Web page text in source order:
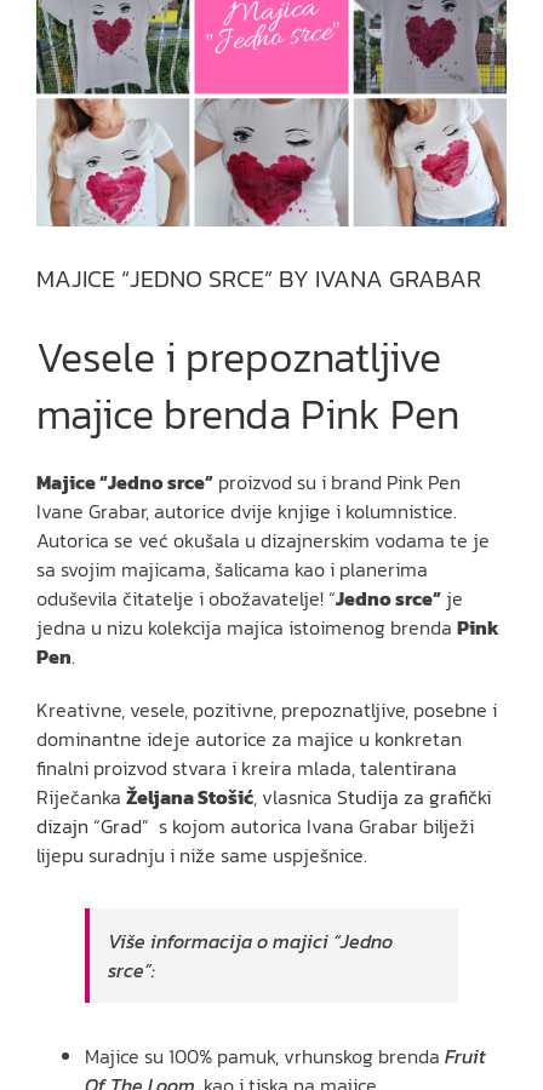
MAJICE “JEDNO SRCE” BY IVANA GRABAR
Vesele i prepoznatljive
majice brenda Pink Pen
Majice “Jedno srce” proizvod su i brand Pink Pen
Ivane Grabar, autorice dvije knjige i kolumnistice.
Autorica se već okušala u dizajnerskim vodama te je
sa svojim majicama, šalicama kao i planerima
oduševila čitatelje i obožavatelje! “Jedno srce” je
jedna u nizu kolekcija majica istoimenog brenda Pink
Pen.
Kreativne, vesele, pozitivne, prepoznatljive, posebne i
dominantne ideje autorice za majice u konkretan
finalni proizvod stvara i kreira mlada, talentirana
Riječanka Željana Stošić, vlasnica Studija za grafički
dizajn “Grad” s kojom autorica Ivana Grabar bilježi
lijepu suradnju i niže same uspješnice.
Više informacija o majici “Jedno
srce”:
Majice su 100% pamuk, vrhunskog brenda Fruit